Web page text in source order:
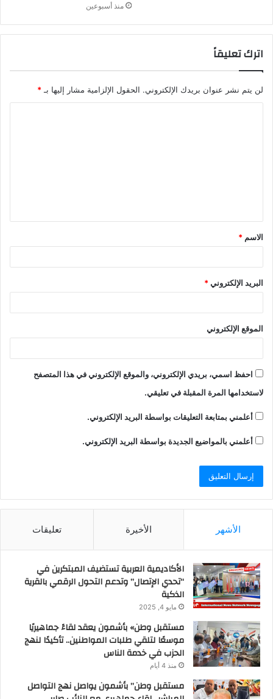
منذ أسبوعين
اترك تعليقاً
لن يتم نشر عنوان بريدك الإلكتروني. الحقول الإلزامية مشار إليها بـ*
الاسم *
البريد الإلكتروني*
الموقع الإلكتروني
احفظ اسمي، بريدي الإلكتروني، والموقع الإلكتروني في هذا المتصفح
لاستخدامها المرة المقبلة في تعليقي.
أعلمني بمتابعة التعليقات بواسطة البريد الإلكتروني.
أعلمني بالمواضيع الجديدة بواسطة البريد الإلكتروني.
الأشهر الأخيرة تعليقات
الأكاديمية العربية تستضيف المبتكرين في
“تحدي الإتصال” وتدعم التحول الرقمي بالقرية
الذكية
مايو 4, 2025
مستقبل وطن» بأشمون يعقد لقاءً جماهيريًا
موسعًا لتلقي طلبات المواطنين.. تأكيدًا لنهج
الحزب في خدمة الناس
منذ 4 أيام
مستقبل وطن” بأشمون يواصل نهج التواصل